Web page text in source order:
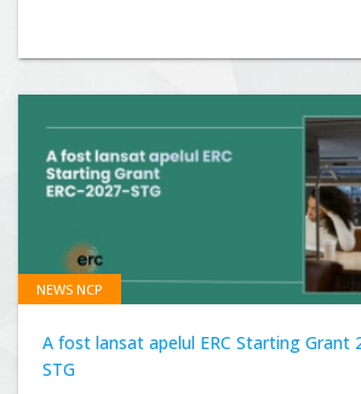
NEWS NCP
A fost lansat apelul ERC Starting Grant
STG